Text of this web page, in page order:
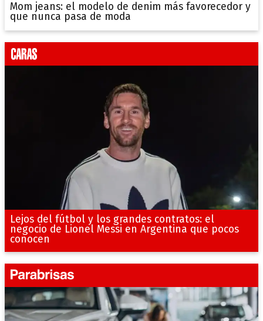
Mom jeans: el modelo de denim más favorecedor y
que nunca pasa de moda
Lejos del fútbol y los grandes contratos: el
negocio de Lionel Messi en Argentina que pocos
conocen